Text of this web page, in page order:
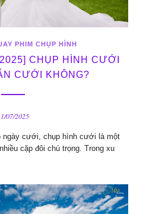
PHIM CHỤP HÌNH
CHỤP HÌNH CƯỚI
CƯỚI KHÔNG?
07/2025
ngày cưới, chụp hình cưới là một
cặp đôi chú trọng. Trong xu